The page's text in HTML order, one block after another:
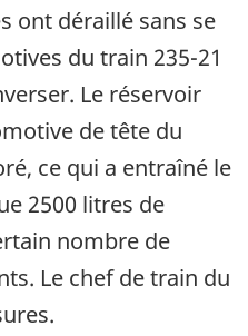
ont déraillé sans se
du train 235-21
Le réservoir
de tête du
ce qui a entraîné le
2500 litres de
nombre de
Le chef de train du